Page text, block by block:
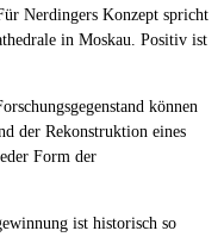
Nerdingers Konzept spricht
in Moskau. Positiv ist
können
der Rekonstruktion eines
Form der
ist historisch so